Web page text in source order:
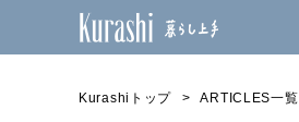
Kurashiトップ ARTICLES一覧